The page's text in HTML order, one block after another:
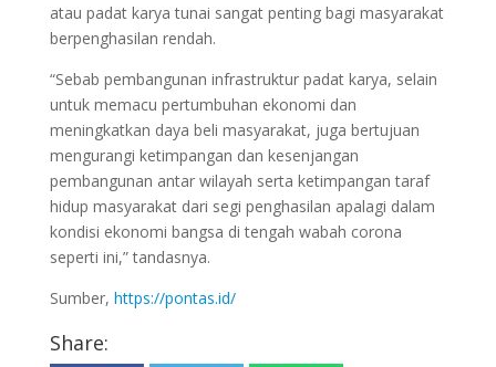
atau padat karya tunai sangat penting bagi masyarakat
berpenghasilan rendah.
“Sebab pembangunan infrastruktur padat karya, selain
untuk memacu pertumbuhan ekonomi dan
meningkatkan daya beli masyarakat, juga bertujuan
mengurangi ketimpangan dan kesenjangan
pembangunan antar wilayah serta ketimpangan taraf
hidup masyarakat dari segi penghasilan apalagi dalam
kondisi ekonomi bangsa di tengah wabah corona
seperti ini,” tandasnya.
Sumber, https://pontas.id/
Share: